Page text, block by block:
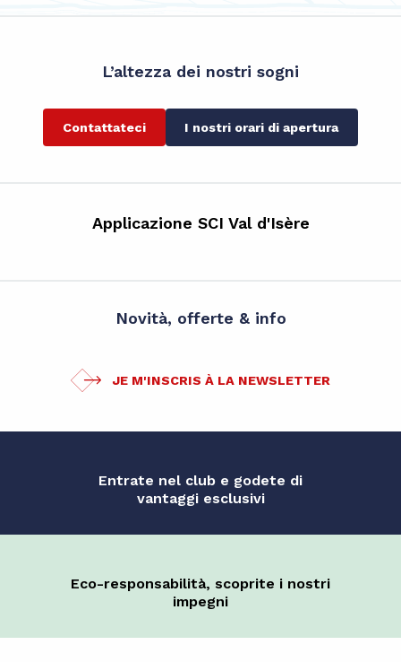
L’altezza dei nostri sogni
Contattateci I nostri orari di apertura
Applicazione SCI Val d'Isère
Novità, offerte & info
JE M'INSCRIS À LA NEWSLETTER
Entrate nel club e godete di
vantaggi esclusivi
Eco-responsabilità, scoprite i nostri
impegni